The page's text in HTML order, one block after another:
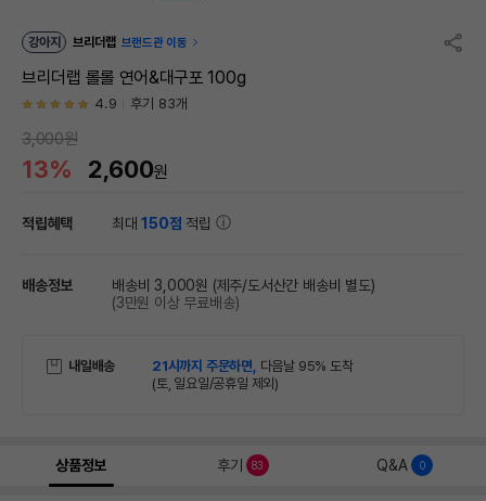
강아지 브리더랩 브랜드관 이동
브리더랩 롤롤 연어&대구포 100g
4.9 후기 83개
3,000원
13% 2,600원
적립혜택 최대150점 적립
배송정보 배송비 3,000원 (제주/도서산간 배송비 별도)
(3만원 이상 무료배송)
내일배송 21시까지 주문하면, 다음날 95% 도착
(토, 일요일/공휴일 제외)
상품정보 후기 83 Q&A 0